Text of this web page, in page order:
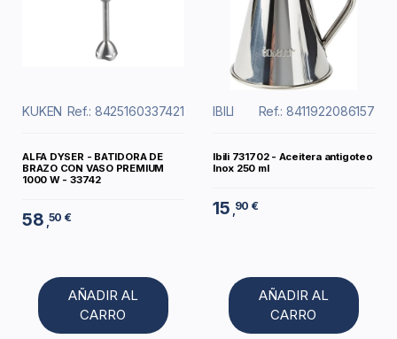
KUKEN Ref.: 8425160337421
ALFA DYSER - BATIDORA DE
BRAZO CON VASO PREMIUM
1000 W - 33742
58 ,50 €
AÑADIR AL
CARRO
IBILI Ref.: 8411922086157
Ibili 731702 - Aceitera antigoteo
Inox 250 ml
15 ,90 €
AÑADIR AL
CARRO